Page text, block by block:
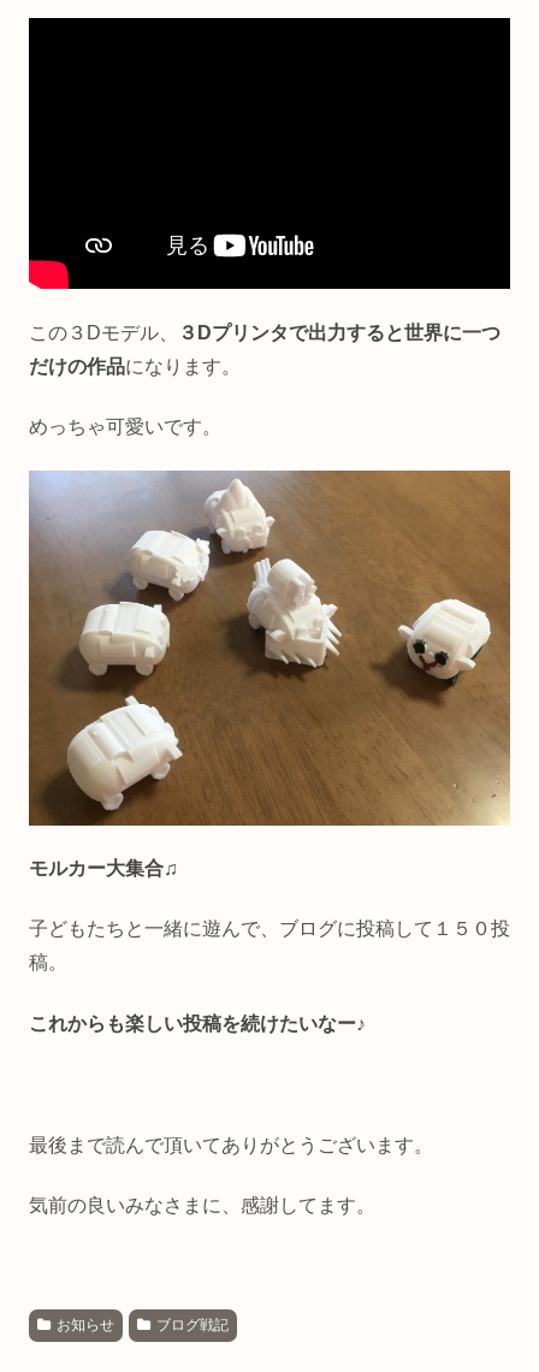
この３Dモデル、
３Dプリンタで出力すると世界に一つ
だけの作品になります。
めっちゃ可愛いです。
モルカー大集合♫
子どもたちと一緒に遊んで、ブログに投稿して１５０投
稿。
これからも楽しい投稿を続けたいなー♪
最後まで読んで頂いてありがとうございます。
気前の良いみなさまに、感謝してます。
お知らせ ブログ戦記